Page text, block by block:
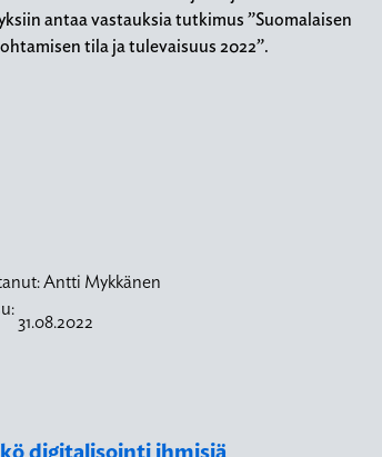
antaa vastauksia tutkimus ”Suomalaisen
tila ja tulevaisuus 2022”.
Antti Mykkänen
31.08.2022
digitalisointi ihmisiä